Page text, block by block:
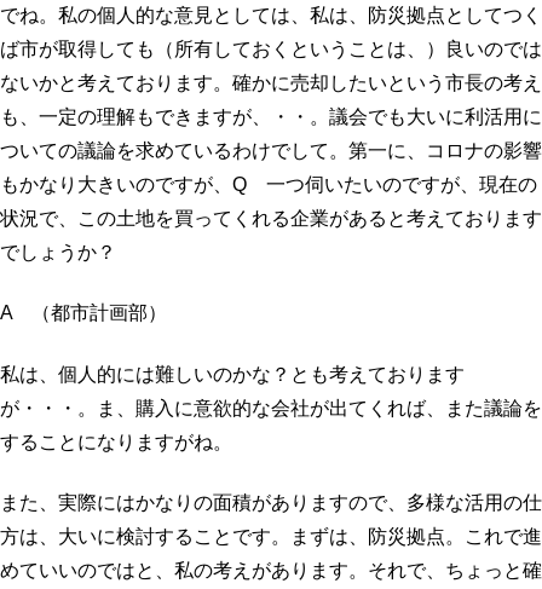
でね。私の個人的な意見としては、私は、防災拠点としてつく
ば市が取得しても（所有しておくということは、）良いのでは
ないかと考えております。確かに売却したいという市長の考え
も、一定の理解もできますが、・・。議会でも大いに利活用に
ついての議論を求めているわけでして。第一に、コロナの影響
もかなり大きいのですが、Q 一つ伺いたいのですが、現在の
状況で、この土地を買ってくれる企業があると考えております
でしょうか？
A （都市計画部）
私は、個人的には難しいのかな？とも考えております
が・・・。ま、購入に意欲的な会社が出てくれば、また議論を
することになりますがね。
また、実際にはかなりの面積がありますので、多様な活用の仕
方は、大いに検討することです。まずは、防災拠点。これで進
めていいのではと、私の考えがあります。それで、ちょっと確